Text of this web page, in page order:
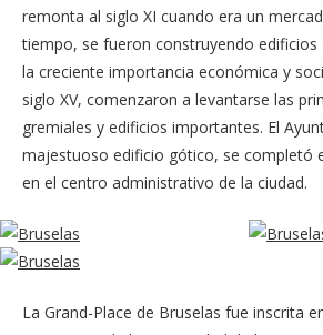
remonta al siglo XI cuando era un
tiempo, se fueron construyendo
la creciente importancia económica y
siglo XV, comenzaron a levantarse las
gremiales y edificios importantes. El
majestuoso edificio gótico, se completó
en el centro administrativo de la ciudad.
La Grand-Place de Bruselas fue inscrita